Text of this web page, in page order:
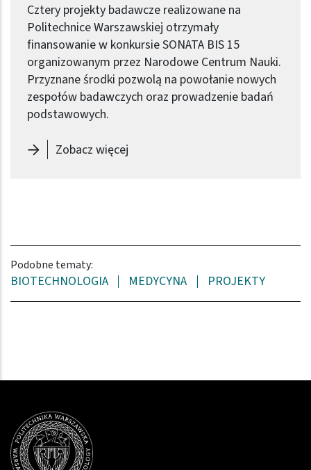
Cztery projekty badawcze realizowane na
Politechnice Warszawskiej otrzymały
finansowanie w konkursie SONATA BIS 15
organizowanym przez Narodowe Centrum Nauki.
Przyznane środki pozwolą na powołanie nowych
zespołów badawczych oraz prowadzenie badań
podstawowych.
Zobacz więcej-
Podobne tematy:
BIOTECHNOLOGIA MEDYCYNA PROJEKTY